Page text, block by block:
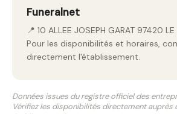
Funeralnet
📍 10 ALLEE JOSEPH GARAT 97420 LE
Pour les disponibilités et horaires,
directement l'établissement.
Données issues du registre officiel des
Vérifiez les disponibilités directement auprès